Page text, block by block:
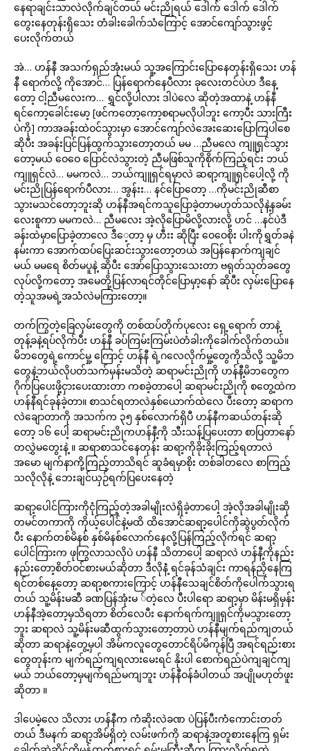
နေရာချင်းသာလဲလိုက်ချင်တယ် မင်းညိုရယ် ဒေါက် ဒေါက် ဒေါက်
တွေးနေတုန်းရှိသေး တံခါးခေါက်သံကြောင့် အောင်ကျော်သွားဖွင့်
ပေးလိုက်တယ်
အဲ… ဟန်နီ အသက်ရှည်အုံးမယ် သူ့အကြောင်းပြောနေတုန်းရှိသေး ဟန်
နီ ရောက်လို့ ကိုအောင်… ပြန်ရောက်နေပီလား ခုလေးတင်ပဲဟ ဒီနေ့
တော့ ငါ့ညီမလေးက… ရွှင်လို့ပါလား ဒါပဲလေ ဆိုတဲ့အထာနဲ့ ဟန်နီ
ရင်ကော့ခေါင်းမော့ [ဖင်ကတော့ကော့စရာမလိုပါဘူး ကော့ပီး သားကြီး
ပဲကို] ကာအခန်းထဲဝင်သွားမှာ အောင်ကျော်လဲအေးဆေးပြောကြပါစေ
ဆိုပီး အခန်းပြင်ပြန်ထွက်သွားတော့တယ် မမ …ညီမလေ ကျူရှင်သွား
တော့မယ် ဝေဝေ ပြောင်လဲသွားတဲ့ ညီမဖြစ်သူကိုစိုက်ကြည့်ရင်း ဘယ်
ကျူရှင်လဲ… မမကလဲ… ဘယ်ကျူရှင်ရမှာလဲ ဆရာ့ကျူရှင်ပေါ့လို့ ကို
မင်းညိုပြန်ရောက်ပီလား… အွန်းး… နင်ပြောတော့ …ကိုမင်းညိုဆီစာ
သွားမသင်တော့ဘူးဆို ဟန်နီအရင်ကသူပြောခဲ့တာမဟုတ်သလိုနဲ့နခမ်း
လေးစူကာ မမကလဲ… ညီမလေး အဲ့လိုပြောမိလို့လားလို့ ဟင် …နင်ပဲဒီ
ခန်းထဲမှာပြောခဲ့တာလေ ဒီေ့တာ့ မှ ဟီးး ဆိုပြီး ဝေဝေစိုး ပါးကိုရွှတ်ခနဲ
နမ်းကာ အောက်ထပ်ပြေးဆင်းသွားတော့တယ် အပြန်နောက်ကျချင်
မယ် မမရေ စိတ်မပူနဲ့ ဆိုပီး အော်ပြောသွားသေးတာ ဗရုတ်သုတ်ခတွေ
လုပ်လို့ကတော့ အမေတို့ပြန်လာရင်တိုင်ပြောမှာ့နော် ဆိုပီး လှမ်းပြောနေ
တဲ့သူအမရဲ့အသံလဲမကြားတော့။
တက်ကြွတဲ့ခြေလှမ်းတွေကို တစ်ထပ်တိုက်ပုလေး ရှေ့ရောက် တာနဲ့
တုန့်ခနဲ့ရပ်လိုက်ပီး ဟန်နီ ခပ်ကြမ်းကြမ်းပဲတံခါးကိုခေါက်လိုက်တယ်။
မိဘတွေရဲ့ကောင်မှု့ ကြောင့် ဟန်နီ ရဲ့ဂလေလိုက်မှု့တွေကိုသိလို့ သူ့မိဘ
တွေနဲ့ဘယ်လိုပတ်သက်မှန်းမသိတဲ့ ဆရာမင်းညိုကို ဟန်နီ့မိဘတွေက
ဂိုက်ပြပေးဖို့ငှားပေးထားတာ ကစခဲ့တာပေါ့ ဆရာမင်းညိုကို စတွေ့ထဲက
ဟန်နီရင်ခုန်ခဲ့တာ။ စာသင်ရတာလဲနှစ်ယောက်ထဲလေ ပီးတော့ ဆရာက
လဲချောတာကို အသက်က ၃၅ နှစ်လောက်ရှိပီ ဟန်နီကဆယ်တန်းဆို
တော့ ၁၆ ပေါ့ ဆရာမင်းညိုကဟန်နီ့ကို သီးသန့်ပြပေးတာ စာပြတာနော်
တလွှဲမတွေးနဲ့ ။ ဆရာစာသင်နေတုန်း ဆရာ့ကိုခိုးခိုးကြည့်ရတာလဲ
အမော မျက်နာကို့ကြည့်တာသိရင် ဆူခံရမှာစိုး တစ်ခါတလေ စာကြည့်
သလိုလိုနဲ့ ဘေးချင်ယှဉ်ရက်ပြပေးနေတဲ့
ဆရာ့ပေါင်ကြားကိုငုံကြည့်တဲ့အခါမျိုးလဲရှိခဲ့တာပေါ့ အဲ့လိုအခါမျိုးဆို
တမင်တကာကို ကိုယ့်ပေါင်နဲ့မထိ ထိအောင်ဆရာ့ပေါင်ကိုဆွဲပွတ်လိုက်
ပီး နောက်တစ်မိနစ် နှစ်မိနစ်လောက်နေလို့ပြန်ကြည့်လိုက်ရင် ဆရာ့
ပေါင်ကြားက ဖုကြွလာသလိုပဲ ဟန်နီ သိတာပေါ့ ဆရာလဲ ဟန်နီ့ကိုနည်း
နည်းတော့စိတ်ဝင်စားမယ်ဆိုတာ ဒီလိုနဲံ့ ရင်ခုန်သံချင်း ကာရန်ညှိနေကြ
ရင်တစ်နေ့တော့ ဆရာ့စကားကြောင့် ဟန်နီသေချင်စိတ်ကိုပေါက်သွားရ
တယ် သူ့မိန်းမဆီ ခဏပြန်အုံးမ ်တဲ့လေ ပီးပါရော ဆရာ့မှာ မိန်းမရှိမှန်း
ဟန်နီအဲ့တော့မှသိရတာ စိတ်လေပီး နောက်ရက်ကျူရှင်ကိုမသွားတော့
ဘူး ဆရာလဲ သူ့မိန်းမဆီထွက်သွားတော့တာပဲ ဟန်နီမျက်ရည်ကျတယ်
ဆိုတာ ဆရာနဲ့တွေ့မှပါ အိမ်ကလူတွေတောင်ရိပ်မိကုန်ပြီ အရင်ရည်းစား
တွေတုန်းက မျက်ရည်ကျရလားမေးရင် နိုးပါ စောက်ရည်ပဲကျချင်ကျ
မယ် ဘယ်တော့မှမျက်ရည်မကျဘူး ဟန်နီဝန်ခံပါတယ် အပျိုမဟုတ်ဖူး
ဆိုတာ ။
ဒါပေမဲ့လေ သိလား ဟန်နီက ကံဆိုးလဲခဏ ပဲပြန်ပီးကံကောင်းတတ်
တယ် ဒီမနက် ဆရာ့အိမ်ရှိတဲ့ လမ်းဖက်ကို ဆရာနဲ့အတူစားနေကြ ရှမ်း